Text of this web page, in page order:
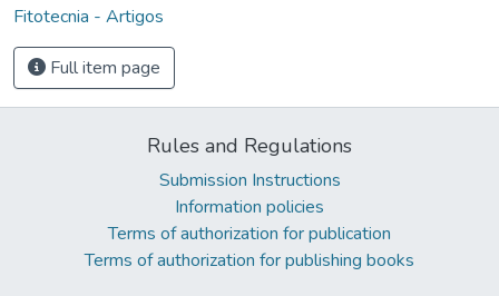
Fitotecnia - Artigos
Full item page
Rules and Regulations
Submission Instructions
Information policies
Terms of authorization for publication
Terms of authorization for publishing books